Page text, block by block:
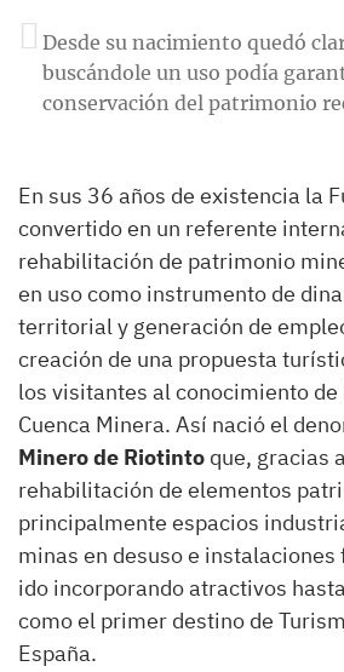
Desde su nacimiento quedó
buscándole un uso podía
conservación del patrimonio
En sus 36 años de existencia la
convertido en un referente
rehabilitación de patrimonio
en uso como instrumento de
territorial y generación de
creación de una propuesta
los visitantes al conocimiento
Cuenca Minera. Así nació el
Minero de Riotinto que, gracias
rehabilitación de elementos
principalmente espacios
minas en desuso e
ido incorporando atractivos
como el primer destino de
España.